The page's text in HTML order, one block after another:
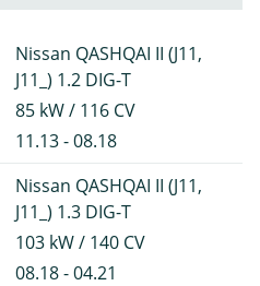
Nissan QASHQAI II (J11,
J11_) 1.2 DIG-T
85 kW / 116 CV
11.13 - 08.18
Nissan QASHQAI II (J11,
J11_) 1.3 DIG-T
103 kW / 140 CV
08.18 - 04.21